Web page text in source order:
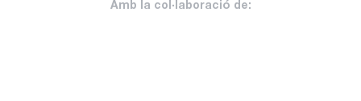
Amb la col·laboració de: